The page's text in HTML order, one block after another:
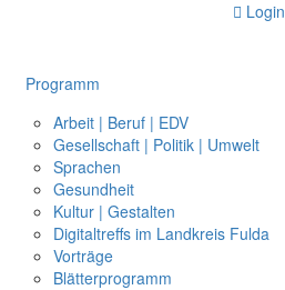
Login
Programm
Arbeit | Beruf | EDV
Gesellschaft | Politik | Umwelt
Sprachen
Gesundheit
Kultur | Gestalten
Digitaltreffs im Landkreis Fulda
Vorträge
Blätterprogramm